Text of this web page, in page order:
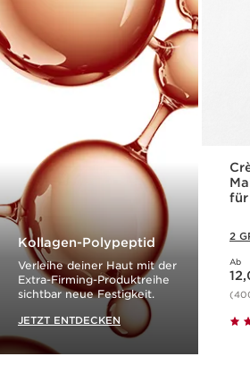
Kollagen-Polypeptid
Verleihe deiner Haut mit der
Extra-Firming-Produktreihe
sichtbar neue Festigkeit.
JETZT ENTDECKEN
für
2
Ab
Aktueller Preis 12,00 €